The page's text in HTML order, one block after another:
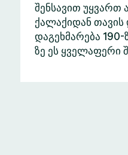
შენსავით უყვართ
ქალაქიდან თავის
დაგეხმარება 190-
ზე ეს ყველაფერი